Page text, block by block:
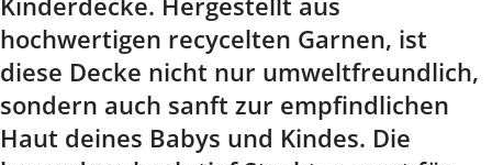
hochwertigen recycelten Garnen, ist
diese Decke nicht nur umweltfreundlich,
sondern auch sanft zur empfindlichen
Haut deines Babys und Kindes. Die